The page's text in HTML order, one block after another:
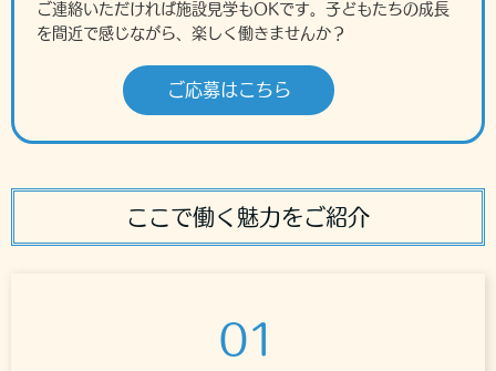
ご連絡いただければ施設見学もOKです。子どもたちの成長
を間近で感じながら、楽しく働きませんか？
ご応募はこちら
ここで働く魅力をご紹介
01